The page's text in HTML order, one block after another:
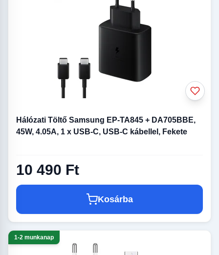
Hálózati Töltő Samsung EP-TA845 + DA705BBE,
45W, 4.05A, 1 x USB-C, USB-C kábellel, Fekete
10 490 Ft
Kosárba
1-2 munkanap